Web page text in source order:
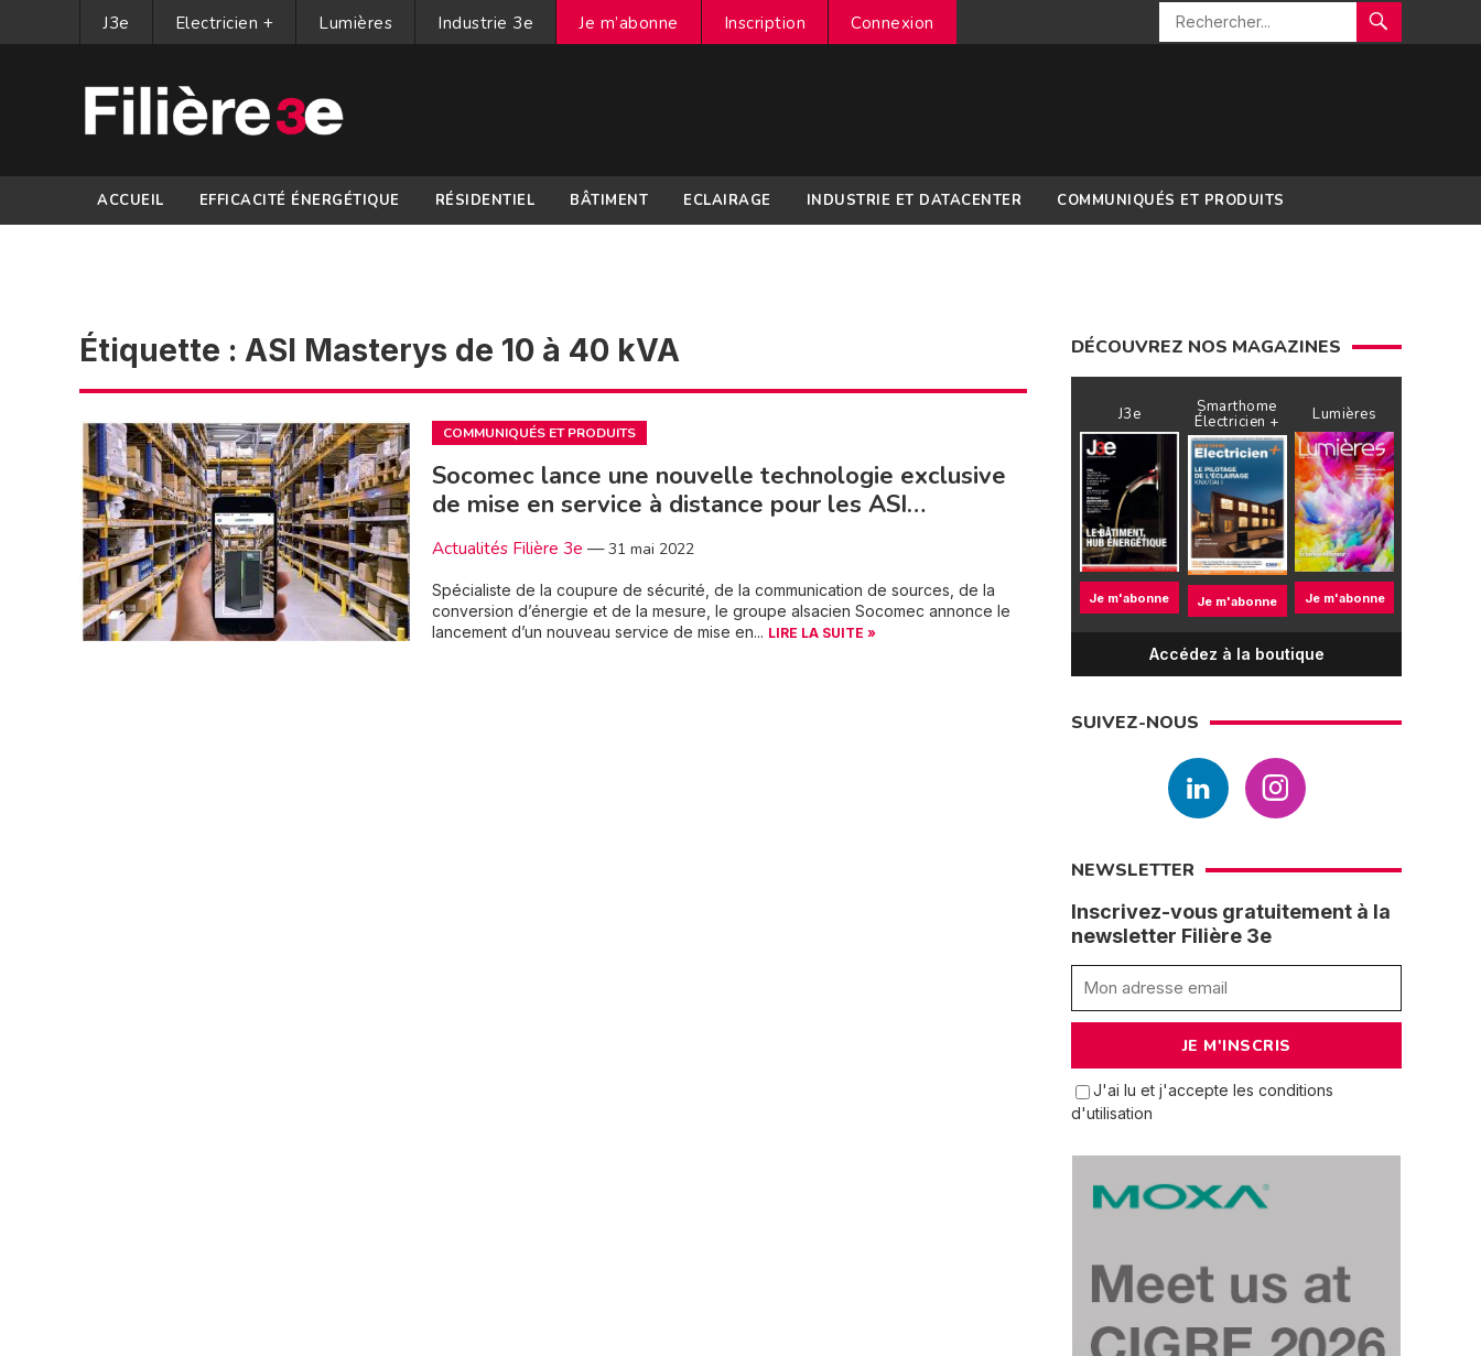
J3e Electricien + Lumières Industrie 3e Je m’abonne Inscription Connexion
ACCUEIL EFFICACITÉ ÉNERGÉTIQUE RÉSIDENTIEL BÂTIMENT ECLAIRAGE INDUSTRIE ET DATACENTER COMMUNIQUÉS ET PRODUITS
Étiquette : ASI Masterys de 10 à 40 kVA
COMMUNIQUÉS ET PRODUITS
Socomec lance une nouvelle technologie exclusive
de mise en service à distance pour les ASI…
Actualités Filière 3e —31 mai 2022
Spécialiste de la coupure de sécurité, de la communication de sources, de la
conversion d’énergie et de la mesure, le groupe alsacien Socomec annonce le
lancement d’un nouveau service de mise en... LIRE LA SUITE »
DÉCOUVREZ NOS MAGAZINES
J3e
Je m'abonne
Smarthome
Électricien +
Je m'abonne
Lumières
Je m'abonne
Accédez à la boutique
SUIVEZ-NOUS
NEWSLETTER
Inscrivez-vous gratuitement à la
newsletter Filière 3e
J'ai lu et j'accepte les conditions
d'utilisation